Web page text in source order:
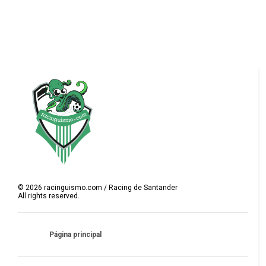
© 2026 racinguismo.com / Racing de Santander
All rights reserved.
Página principal